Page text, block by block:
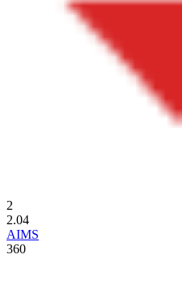
2
2.04
AIMS
360